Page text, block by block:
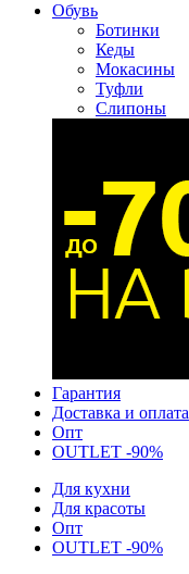
Обувь
Ботинки
Кеды
Мокасины
Туфли
Слипоны
Гарантия
Доставка и оплата
Опт
OUTLET -90%
Для кухни
Для красоты
Опт
OUTLET -90%